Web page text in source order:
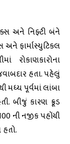
અને નિફ્ટી બંને
ફાર્માસ્યુટિકલ
રોકાણકારોના
હતા. પહેલું
મધ્ય પૂર્વમાં લાંબા
બીજું કારણ ક્રૂડ
ની નજીક પહોંચી
હતો.